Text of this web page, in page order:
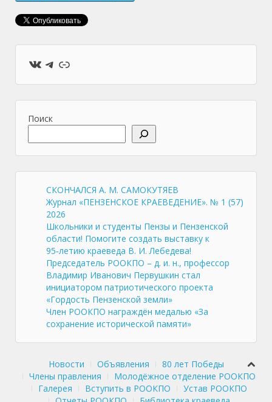
ВКонтакте
Telegram
Ссылка
Поиск
СКОНЧАЛСЯ А. М. САМОКУТЯЕВ
Журнал «ПЕНЗЕНСКОЕ КРАЕВЕДЕНИЕ». № 1 (57)
2026
Школьники и студенты Пензы и Пензенской
области! Помогите создать выставку к
95‑летию краеведа В. И. Лебедева!
Председатель РООКПО – д. и. н., профессор
Владимир Иванович Первушкин стал
инициатором патриотического проекта
«Гордость Пензенской земли»
Член РООКПО награждён медалью «За
сохранение исторической памяти»
Новости Объявления
80 лет Победы
Члены правления
Молодёжное отделение РООКПО
Галерея
Вступить в РООКПО
Устав РООКПО